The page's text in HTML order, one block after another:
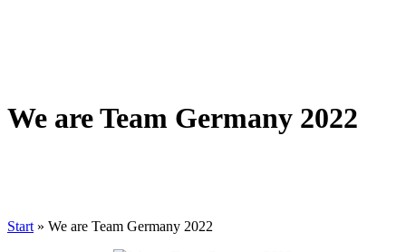
We are Team Germany 2022
Start » We are Team Germany 2022